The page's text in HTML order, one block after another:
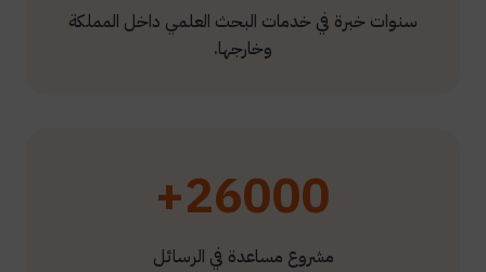
سنوات خبرة في خدمات البحث العلمي داخل المملكة
وخارجها.
26000+
مشروع مساعدة في الرسائل